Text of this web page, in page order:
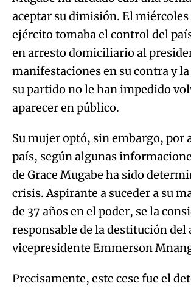
aceptar su dimisión. El miércoles
ejército tomaba el control del
en arresto domiciliario al
manifestaciones en su contra y
su partido no le han impedido
aparecer en público.
Su mujer optó, sin embargo, por
país, según algunas
de Grace Mugabe ha sido
crisis. Aspirante a suceder a su
de 37 años en el poder, se la
responsable de la destitución
vicepresidente Emmerson
Precisamente, este cese fue el